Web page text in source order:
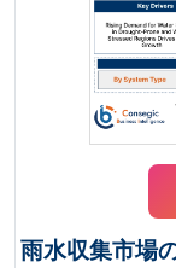
雨水収集市場